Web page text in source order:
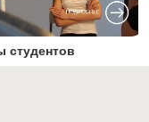
студентов